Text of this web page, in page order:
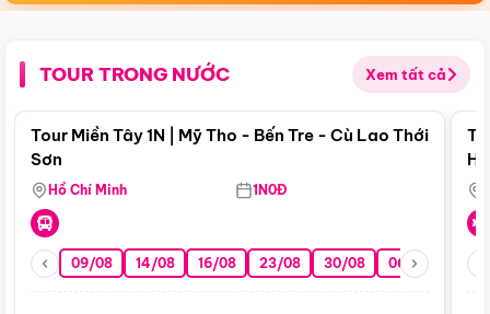
TOUR TRONG NƯỚC Xem tất cả
Điểm nổi bật
Tour Miền Tây 1N | Mỹ Tho - Bến Tre - Cù Lao Thới
Sơn
Hồ Chí Minh 1N0Đ
09/08 14/08 16/08 23/08 30/08 06/09 13/09